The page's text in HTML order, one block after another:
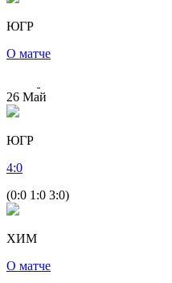
ЮГР
О матче
26 Май
ЮГР
4:0
(0:0 1:0 3:0)
ХИМ
О матче